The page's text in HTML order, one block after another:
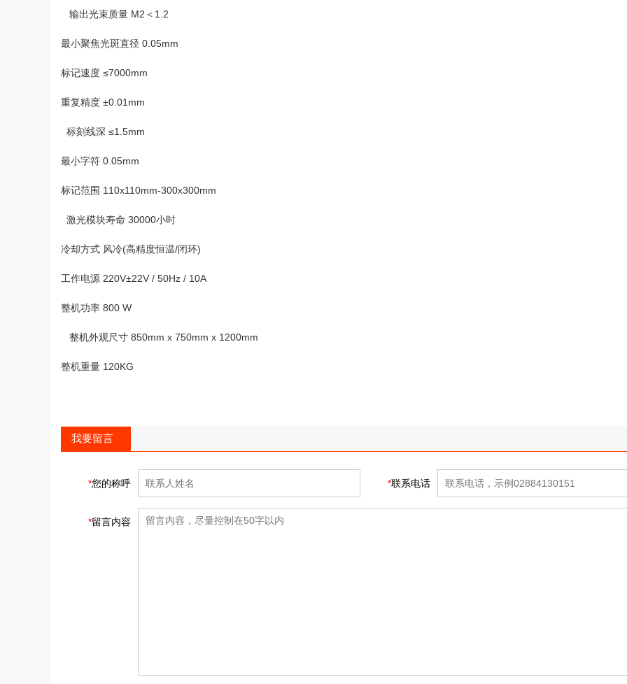
输出光束质量 M2＜1.2
最小聚焦光斑直径 0.05mm
标记速度 ≤7000mm
重复精度 ±0.01mm
标刻线深 ≤1.5mm
最小字符 0.05mm
标记范围 110x110mm-300x300mm
激光模块寿命 30000小时
冷却方式 风冷(高精度恒温/闭环)
工作电源 220V±22V / 50Hz / 10A
整机功率 800 W
整机外观尺寸 850mm x 750mm x 1200mm
整机重量 120KG
我要留言
*您的称呼 *联系电话
*留言内容